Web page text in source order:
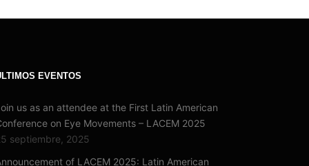
EVENTOS
us as an attendee at the First Latin American
on Eye Movements – LACEM 2025
septiembre, 2025
of LACEM 2025: Latin American